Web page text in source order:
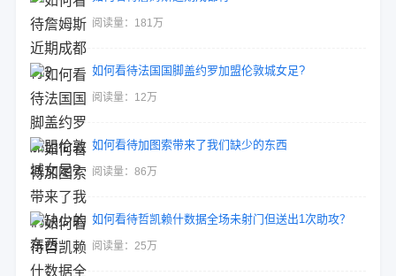
阅读量：181万
如何看待法国国脚盖约罗加盟伦敦城女足?
阅读量：12万
如何看待加图索带来了我们缺少的东西
阅读量：86万
如何看待哲凯赖什数据全场未射门但送出1次助攻？
阅读量：25万